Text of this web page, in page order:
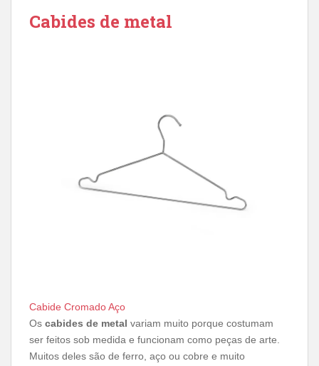
Cabides de metal
Cabide Cromado Aço
Os cabides de metal variam muito porque costumam
ser feitos sob medida e funcionam como peças de arte.
Muitos deles são de ferro, aço ou cobre e muito